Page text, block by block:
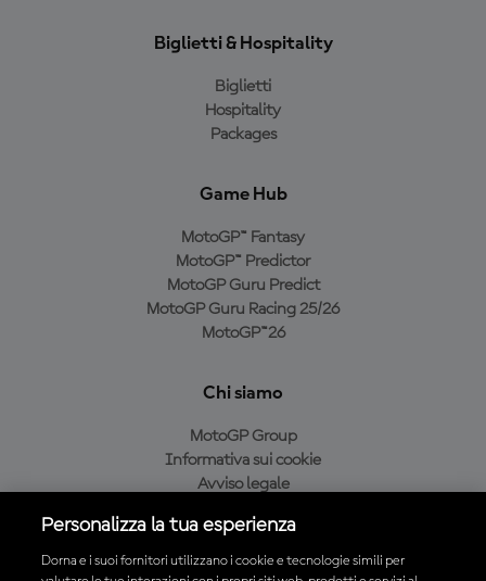
Biglietti & Hospitality
Biglietti
Hospitality
Packages
Game Hub
MotoGP™ Fantasy
MotoGP™ Predictor
MotoGP Guru Predict
MotoGP Guru Racing 25/26
MotoGP™26
Chi siamo
MotoGP Group
Informativa sui cookie
Avviso legale
Condizioni di acquisto
Personalizza la tua esperienza
Dorna e i suoi fornitori utilizzano i cookie e tecnologie simili per